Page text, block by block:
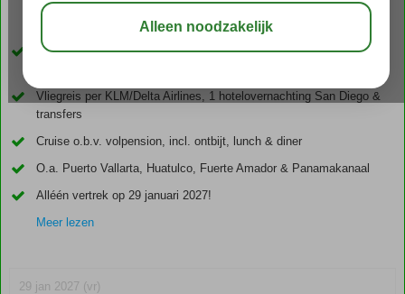
18-daagse cruisevakantie per 4* Zuiderdam van Holland America
Vliegreis per KLM/Delta Airlines, 1 hotelovernachting San Diego &
transfers
Cruise o.b.v. volpension, incl. ontbijt, lunch & diner
O.a. Puerto Vallarta, Huatulco, Fuerte Amador & Panamakanaal
Alléén vertrek op 29 januari 2027!
Meer lezen
29 jan 2027 (vr)